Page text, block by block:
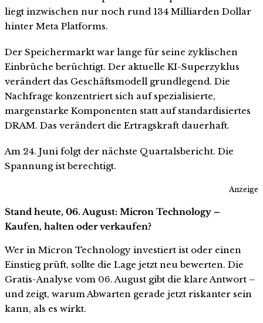
liegt inzwischen nur noch rund 134 Milliarden Dollar
hinter Meta Platforms.
Der Speichermarkt war lange für seine zyklischen
Einbrüche berüchtigt. Der aktuelle KI-Superzyklus
verändert das Geschäftsmodell grundlegend. Die
Nachfrage konzentriert sich auf spezialisierte,
margenstarke Komponenten statt auf standardisiertes
DRAM. Das verändert die Ertragskraft dauerhaft.
Am 24. Juni folgt der nächste Quartalsbericht. Die
Spannung ist berechtigt.
Anzeige
Stand heute, 06. August: Micron Technology –
Kaufen, halten oder verkaufen?
Wer in Micron Technology investiert ist oder einen
Einstieg prüft, sollte die Lage jetzt neu bewerten. Die
Gratis-Analyse vom 06. August gibt die klare Antwort –
und zeigt, warum Abwarten gerade jetzt riskanter sein
kann, als es wirkt.